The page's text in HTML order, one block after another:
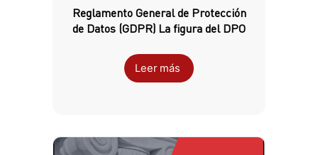
Reglamento General de Protección
de Datos (GDPR) La figura del DPO
Leer más